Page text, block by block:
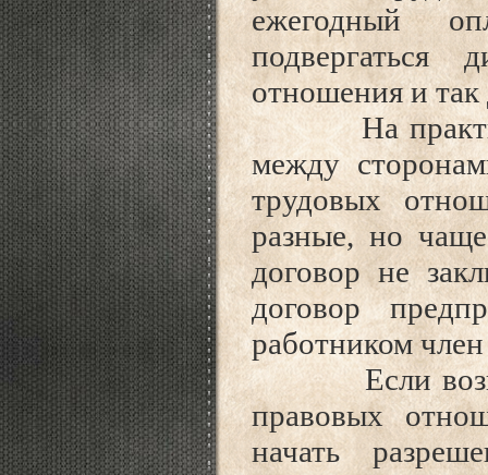
ежегодный
подвергаться
отношения и так
На практике
между
трудовых
разные, но
договор не
договор
работником
Если возник
правовых
начать